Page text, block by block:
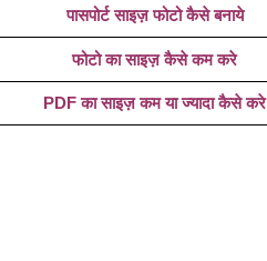
पासपोर्ट साइज़ फोटो कैसे बनाये
फोटो का साइज़ कैसे कम करे
PDF का साइज़ कम या ज्यादा कैसे करे